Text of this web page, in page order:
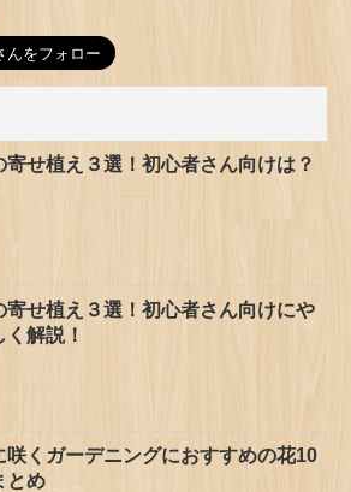
寄せ植え３選！初心者さん向けは？
寄せ植え３選！初心者さん向けにや
く解説！
咲くガーデニングにおすすめの花10
とめ